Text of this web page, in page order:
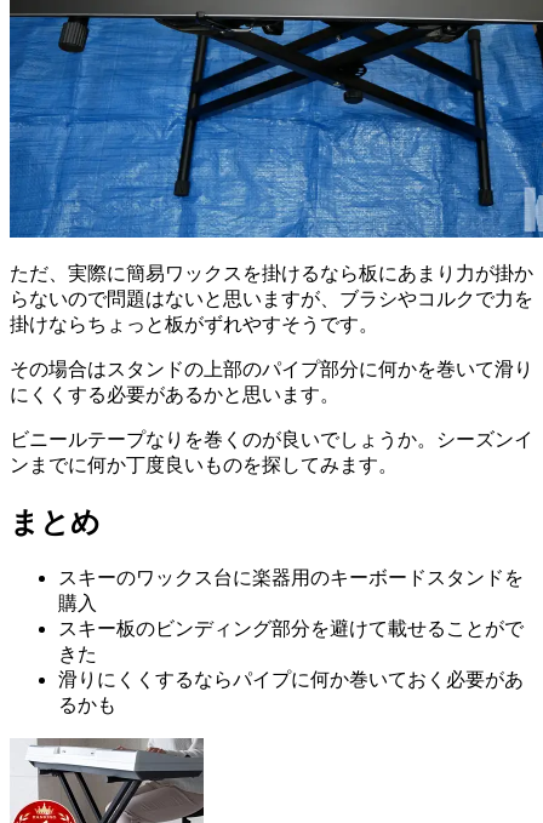
ただ、実際に簡易ワックスを掛けるなら板にあまり力が掛か
らないので問題はないと思いますが、ブラシやコルクで力を
掛けならちょっと板がずれやすそうです。
その場合はスタンドの上部のパイプ部分に何かを巻いて滑り
にくくする必要があるかと思います。
ビニールテープなりを巻くのが良いでしょうか。シーズンイ
ンまでに何か丁度良いものを探してみます。
まとめ
スキーのワックス台に楽器用のキーボードスタンドを
購入
スキー板のビンディング部分を避けて載せることがで
きた
滑りにくくするならパイプに何か巻いておく必要があ
るかも